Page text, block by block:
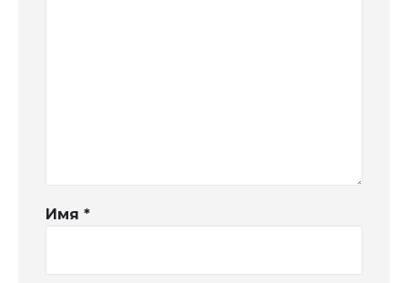
Имя *